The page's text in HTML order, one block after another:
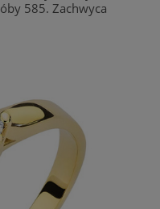
585. Zachwyca